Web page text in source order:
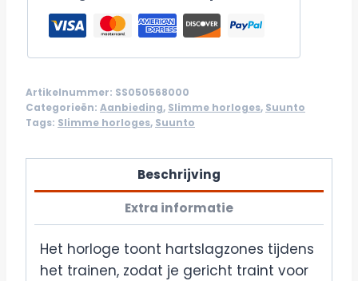
Artikelnummer: SS050568000
Categorieën: Aanbieding, Slimme horloges, Suunto
Tags: Slimme horloges, Suunto
Beschrijving
Extra informatie
Het horloge toont hartslagzones tijdens
het trainen, zodat je gericht traint voor